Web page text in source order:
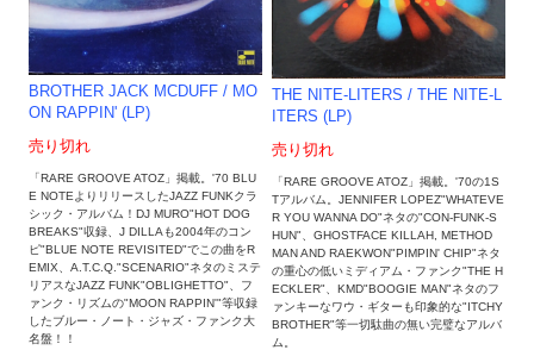
BROTHER JACK MCDUFF ‎/ MO
ON RAPPIN' (LP)
売り切れ
「RARE GROOVE ATOZ」掲載。'70 BLU
E NOTEよりリリースしたJAZZ FUNKクラ
シック・アルバム！DJ MURO"HOT DOG
BREAKS"収録、J DILLAも2004年のコン
ピ"BLUE NOTE REVISITED"でこの曲をR
EMIX、A.T.C.Q."SCENARIO"ネタのミステ
リアスなJAZZ FUNK"OBLIGHETTO"、フ
ァンク・リズムの"MOON RAPPIN'"等収録
したブルー・ノート・ジャズ・ファンク大
名盤！！
THE NITE-LITERS ‎/ THE NITE-L
ITERS (LP)
売り切れ
「RARE GROOVE ATOZ」掲載。'70の1S
Tアルバム。JENNIFER LOPEZ"WHATEVE
R YOU WANNA DO"ネタの"CON-FUNK-S
HUN"、GHOSTFACE KILLAH, METHOD
MAN AND RAEKWON"PIMPIN' CHIP"ネタ
の重心の低いミディアム・ファンク"THE H
ECKLER"、KMD"BOOGIE MAN"ネタのフ
ァンキーなワウ・ギターも印象的な"ITCHY
BROTHER"等一切駄曲の無い完璧なアルバ
ム。